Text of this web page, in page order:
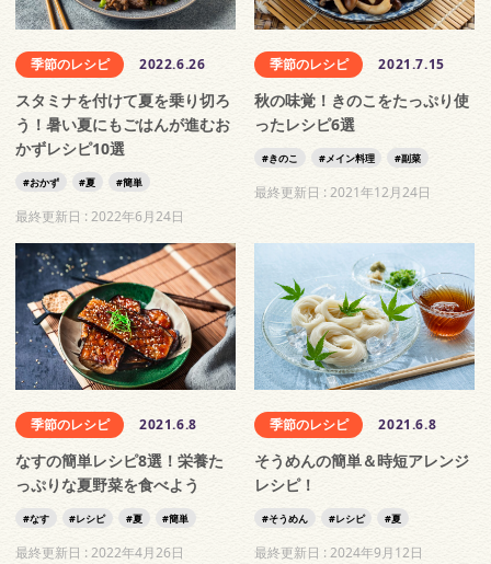
季節のレシピ 2022.6.26
スタミナを付けて夏を乗り切ろ
う！暑い夏にもごはんが進むお
かずレシピ10選
おかず 夏 簡単
最終更新日 :2022年6月24日
季節のレシピ 2021.7.15
秋の味覚！きのこをたっぷり使
ったレシピ6選
きのこ メイン料理 副菜
最終更新日 :2021年12月24日
季節のレシピ 2021.6.8
なすの簡単レシピ8選！栄養た
っぷりな夏野菜を食べよう
なす レシピ 夏 簡単
最終更新日 :2022年4月26日
季節のレシピ 2021.6.8
そうめんの簡単＆時短アレンジ
レシピ！
そうめん レシピ 夏
最終更新日 :2024年9月12日